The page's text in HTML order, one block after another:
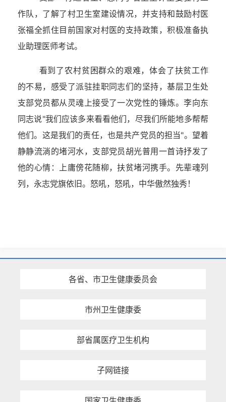
作队，了解了村卫生室建设情况，并支持和鼓励村医
张福全抓住目前国家对村医的支持政策，积极准备执
业助理医师考试。
看到了农村贫困群众的艰难，体会了扶贫工作
的不易，感受了派驻挂职同志们的坚持，基层卫生处
支部党员都从灵魂上接受了一次党性的锤炼。李向东
同志说"我们应该多来看看他们，尽我们所能地多帮帮
他们。这是我们的责任，也是共产党员的担当"。望着
静静流淌的堵河水，支部党员胡光普用一首诗抒发了
他的心情：上庸傍花随柳，扶贫堵河携手。先辈魂列
列，永志党旗依旧。怒吼，怒吼，中华傲然独秀！
各省、市卫生健康委员会
市州卫生健康委
部省属医疗卫生机构
子网链接